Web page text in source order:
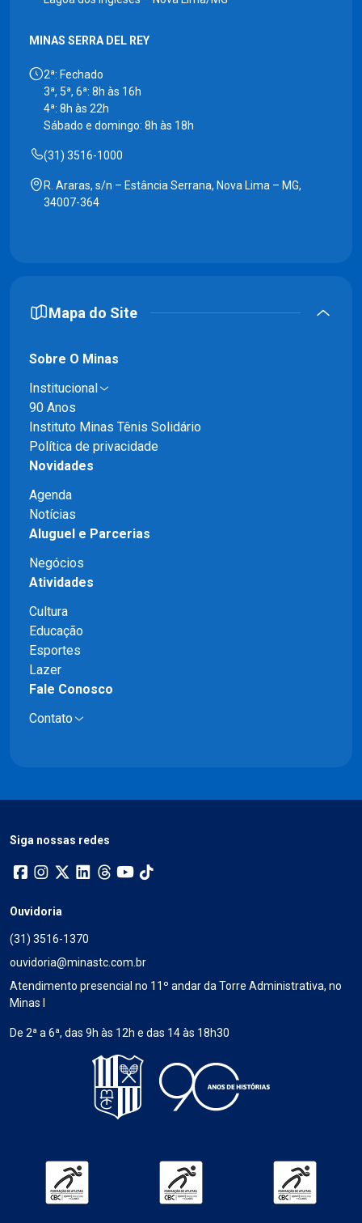
MINAS SERRA DEL REY
2ª: Fechado
3ª, 5ª, 6ª: 8h às 16h
4ª: 8h às 22h
Sábado e domingo: 8h às 18h
(31) 3516-1000
R. Araras, s/n – Estância Serrana, Nova Lima – MG,
34007-364
Mapa do Site
Sobre O Minas
Institucional
90 Anos
Instituto Minas Tênis Solidário
Política de privacidade
Novidades
Agenda
Notícias
Aluguel e Parcerias
Negócios
Atividades
Cultura
Educação
Esportes
Lazer
Fale Conosco
Contato
Siga nossas redes
Ouvidoria
(31) 3516-1370
ouvidoria@minastc.com.br
Atendimento presencial no 11º andar da Torre Administrativa, no
Minas I
De 2ª a 6ª, das 9h às 12h e das 14 às 18h30